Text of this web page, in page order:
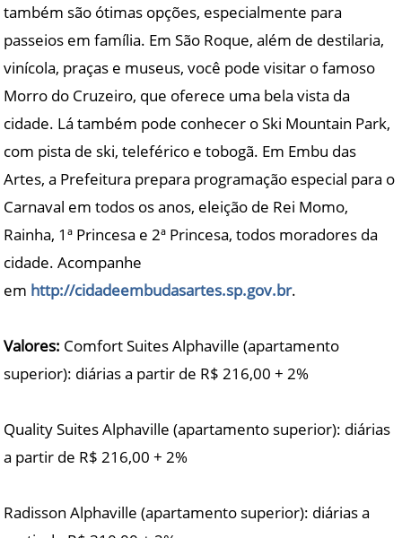
também são ótimas opções, especialmente para
passeios em família. Em São Roque, além de destilaria,
vinícola, praças e museus, você pode visitar o famoso
Morro do Cruzeiro, que oferece uma bela vista da
cidade. Lá também pode conhecer o Ski Mountain Park,
com pista de ski, teleférico e tobogã. Em Embu das
Artes, a Prefeitura prepara programação especial para o
Carnaval em todos os anos, eleição de Rei Momo,
Rainha, 1ª Princesa e 2ª Princesa, todos moradores da
cidade. Acompanhe
em http://cidadeembudasartes.sp.gov.br.
Valores: Comfort Suites Alphaville (apartamento
superior): diárias a partir de R$ 216,00 + 2%
Quality Suites Alphaville (apartamento superior): diárias
a partir de R$ 216,00 + 2%
Radisson Alphaville (apartamento superior): diárias a